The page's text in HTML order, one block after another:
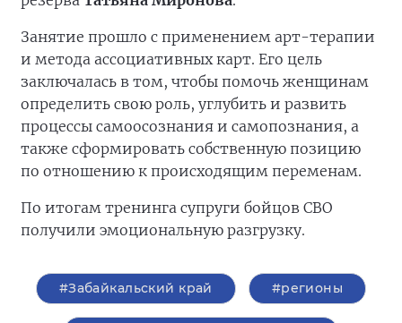
Занятие прошло с применением арт-терапии
и метода ассоциативных карт. Его цель
заключалась в том, чтобы помочь женщинам
определить свою роль, углубить и развить
процессы самоосознания и самопознания, а
также сформировать собственную позицию
по отношению к происходящим переменам.
По итогам тренинга супруги бойцов СВО
получили эмоциональную разгрузку.
#Забайкальский край #регионы